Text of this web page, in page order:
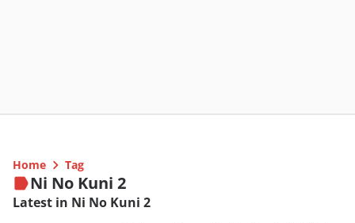
Home Tag
Ni No Kuni 2
Latest in Ni No Kuni 2